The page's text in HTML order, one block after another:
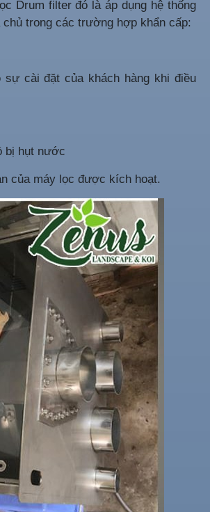
Drum filter đó là áp dụng hệ thống
trong các trường hợp khẩn cấp:
cài đặt của khách hàng khi điều
bị hụt nước
của máy lọc được kích hoạt.